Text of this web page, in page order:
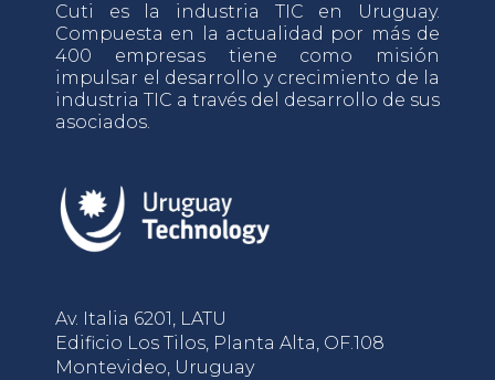
Cuti es la industria TIC en Uruguay.
Compuesta en la actualidad por más de
400 empresas tiene como misión
impulsar el desarrollo y crecimiento de la
industria TIC a través del desarrollo de sus
asociados.
Av. Italia 6201, LATU
Edificio Los Tilos, Planta Alta, OF.108
Montevideo, Uruguay